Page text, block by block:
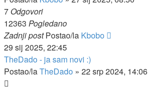
7 Odgovori
12363 Pogledano
Zadnji postPostao/la Kbobo
29 sij 2025, 22:45
TheDado - ja sam novi :)
Postao/laTheDado » 22 srp 2024, 14:06